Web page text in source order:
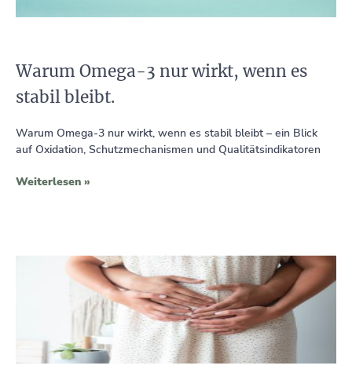
Warum Omega-3 nur wirkt, wenn es
stabil bleibt.
Warum Omega-3 nur wirkt, wenn es stabil bleibt – ein Blick
auf Oxidation, Schutzmechanismen und Qualitätsindikatoren
Weiterlesen »